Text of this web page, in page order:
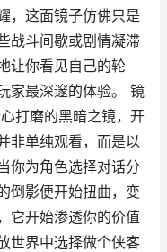
，这面镜子仿佛只是
战斗间歇或剧情凝滞
让你看见自己的轮
家最深邃的体验。 镜
打磨的黑暗之镜，开
非单纯观看，而是以
你为角色选择对话分
倒影便开始扭曲，变
它开始渗透你的价值
世界中选择做个侠客